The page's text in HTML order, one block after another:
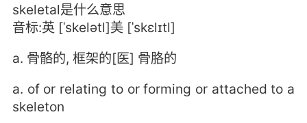
skeletal是什么意思
音标:英 [ˈskelətl]美 [ˈskɛlɪtl]
a. 骨骼的, 框架的[医] 骨胳的
a. of or relating to or forming or attached to a
skeleton